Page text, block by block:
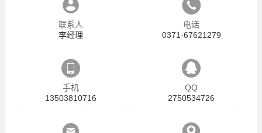
联系人
李经理
电话
0371-67621279
手机
13503810716
QQ
2750534726